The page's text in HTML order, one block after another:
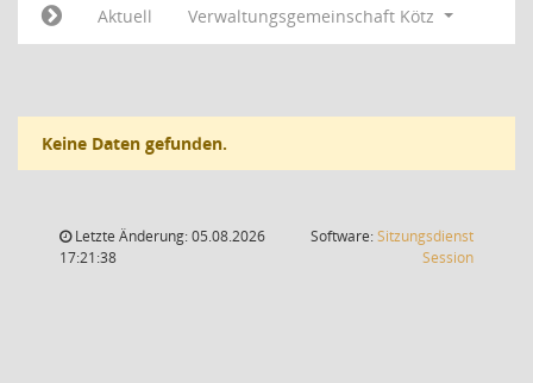
Aktuell
Verwaltungsgemeinschaft Kötz
Keine Daten gefunden.
Letzte Änderung: 05.08.2026
17:21:38
Software:Sitzungsdienst
Session(Wird in